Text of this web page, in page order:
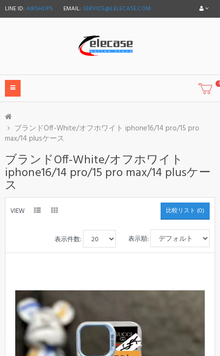
LINE ID: AIRSHOPS EMAIL: SERVICE@LELECASE.COM
ブランドOff-White/オフホワイト iphone16/14 pro/15 pro
max/14 plusケース
ブランドOff-White/オフホワイト
iphone16/14 pro/15 pro max/14 plusケー
ス
VIEW 比較リスト (0)
表示順:
表示件数: